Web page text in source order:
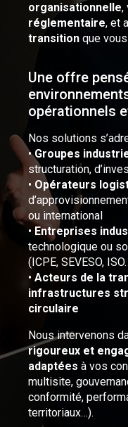
organisationnelle,
réglementaire, et
transition que
Une offre
opérationnels
Nos solutions
•Groupes
structuration,
• Opérateurs
ou international
• Entreprises
technologique ou
(ICPE, SEVESO,
• Acteurs de la
infrastructures
circulaire
Nous intervenons
rigoureux et
adaptées à vos
multisite,
conformité,
territoriaux…).